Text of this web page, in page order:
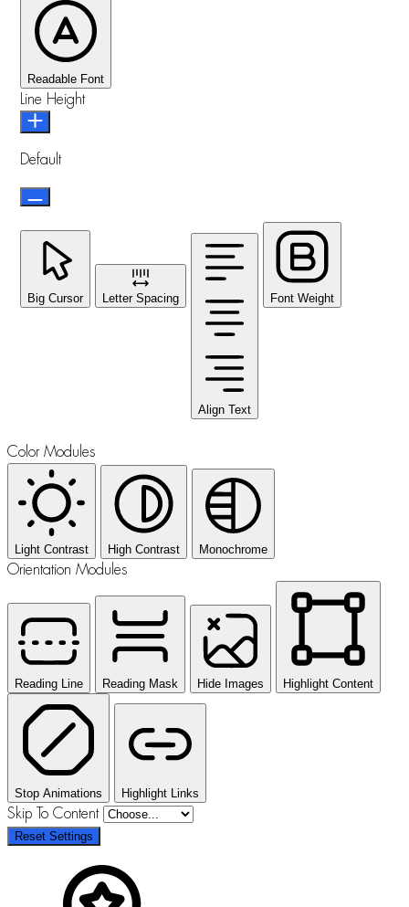
Readable Font
Line Height
Default
Big Cursor Letter Spacing
Align Text
Font Weight
Color Modules
Light Contrast High Contrast Monochrome
Orientation Modules
Reading Line Reading Mask Hide Images Highlight Content
Stop Animations Highlight Links
Skip To Content
Reset Settings